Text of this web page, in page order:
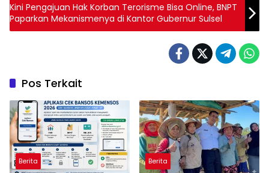
Kini Pengajuan Hak Korban Terorisme Bisa Online, BNPT
Paparkan Mekanismenya di Kantor Gubernur Sulsel
Pos Terkait
Berita Berita